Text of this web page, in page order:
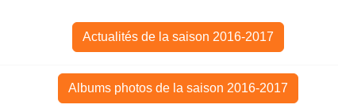
Actualités de la saison 2016-2017
Albums photos de la saison 2016-2017